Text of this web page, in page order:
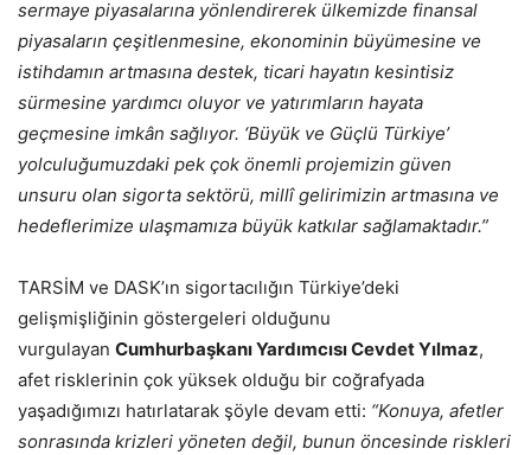
sermaye piyasalarına yönlendirerek ülkemizde finansal
piyasaların çeşitlenmesine, ekonominin büyümesine ve
istihdamın artmasına destek, ticari hayatın kesintisiz
sürmesine yardımcı oluyor ve yatırımların hayata
geçmesine imkân sağlıyor. ‘Büyük ve Güçlü Türkiye’
yolculuğumuzdaki pek çok önemli projemizin güven
unsuru olan sigorta sektörü, millî gelirimizin artmasına ve
hedeflerimize ulaşmamıza büyük katkılar sağlamaktadır.”
TARSİM ve DASK’ın sigortacılığın Türkiye’deki
gelişmişliğinin göstergeleri olduğunu
vurgulayan Cumhurbaşkanı Yardımcısı Cevdet Yılmaz,
afet risklerinin çok yüksek olduğu bir coğrafyada
yaşadığımızı hatırlatarak şöyle devam etti: “Konuya, afetler
sonrasında krizleri yöneten değil, bunun öncesinde riskleri